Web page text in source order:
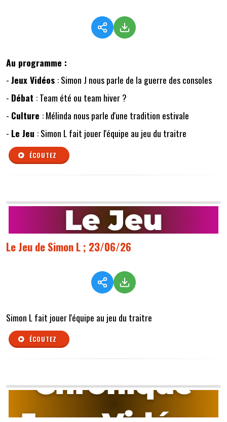
Au programme :
-Jeux Vidéos : Simon J nous parle de la guerre des consoles
- Débat : Team été ou team hiver ?
- Culture : Mélinda nous parle d'une tradition estivale
- Le Jeu : Simon L fait jouer l'équipe au jeu du traitre
ÉCOUTEZ
Le Jeu de Simon L ; 23/06/26
Simon L fait jouer l'équipe au jeu du traitre
ÉCOUTEZ